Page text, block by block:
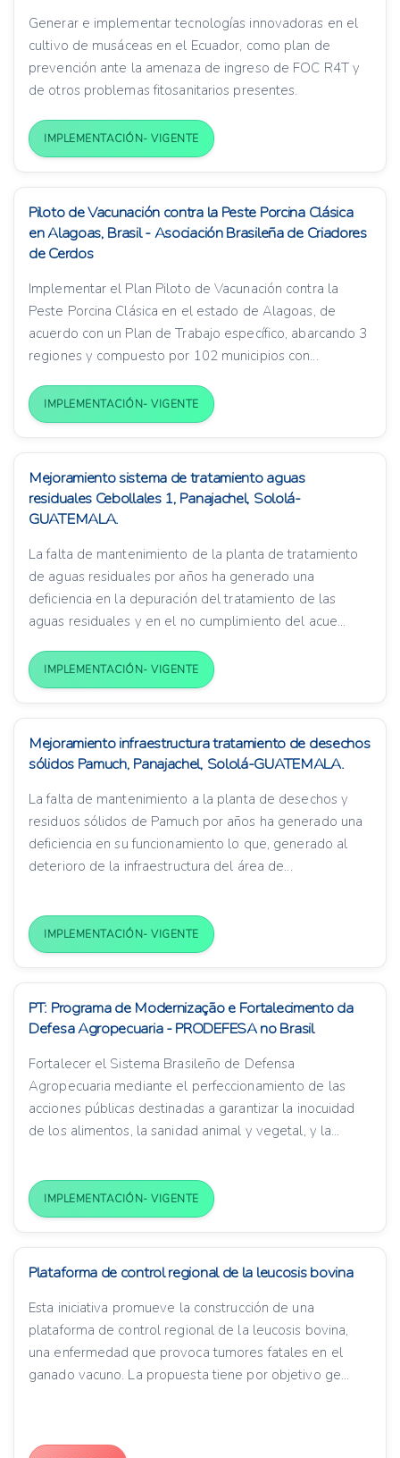
Generar e implementar tecnologías innovadoras en el
cultivo de musáceas en el Ecuador, como plan de
prevención ante la amenaza de ingreso de FOC R4T y
de otros problemas fitosanitarios presentes.
IMPLEMENTACIÓN- VIGENTE
Piloto de Vacunación contra la Peste Porcina Clásica
en Alagoas, Brasil - Asociación Brasileña de Criadores
de Cerdos
Implementar el Plan Piloto de Vacunación contra la
Peste Porcina Clásica en el estado de Alagoas, de
acuerdo con un Plan de Trabajo específico, abarcando 3
regiones y compuesto por 102 municipios con...
IMPLEMENTACIÓN- VIGENTE
Mejoramiento sistema de tratamiento aguas
residuales Cebollales 1, Panajachel, Sololá-
GUATEMALA.
La falta de mantenimiento de la planta de tratamiento
de aguas residuales por años ha generado una
deficiencia en la depuración del tratamiento de las
aguas residuales y en el no cumplimiento del acue...
IMPLEMENTACIÓN- VIGENTE
Mejoramiento infraestructura tratamiento de desechos
sólidos Pamuch, Panajachel, Sololá-GUATEMALA.
La falta de mantenimiento a la planta de desechos y
residuos sólidos de Pamuch por años ha generado una
deficiencia en su funcionamiento lo que, generado al
deterioro de la infraestructura del área de...
IMPLEMENTACIÓN- VIGENTE
PT: Programa de Modernização e Fortalecimento da
Defesa Agropecuaria - PRODEFESA no Brasil
Fortalecer el Sistema Brasileño de Defensa
Agropecuaria mediante el perfeccionamiento de las
acciones públicas destinadas a garantizar la inocuidad
de los alimentos, la sanidad animal y vegetal, y la...
IMPLEMENTACIÓN- VIGENTE
Plataforma de control regional de la leucosis bovina
Esta iniciativa promueve la construcción de una
plataforma de control regional de la leucosis bovina,
una enfermedad que provoca tumores fatales en el
ganado vacuno. La propuesta tiene por objetivo ge...